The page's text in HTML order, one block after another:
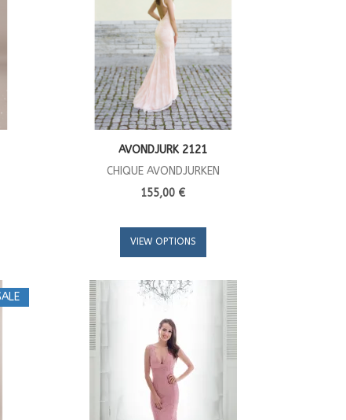
AVONDJURK 2121
CHIQUE AVONDJURKEN
155,00 €
VIEW OPTIONS